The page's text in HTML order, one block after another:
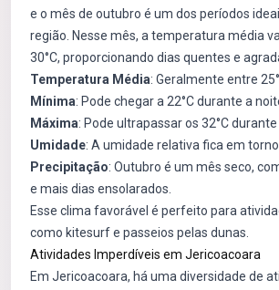
e o mês de outubro é um dos períodos
região. Nesse mês, a temperatura média
30°C, proporcionando dias quentes e
Temperatura Média: Geralmente entre
Mínima: Pode chegar a 22°C durante a
Máxima: Pode ultrapassar os 32°C durante
Umidade: A umidade relativa fica em torno
Precipitação: Outubro é um mês seco,
e mais dias ensolarados.
Esse clima favorável é perfeito para
como kitesurf e passeios pelas dunas.
Atividades Imperdíveis em Jericoacoara
Em Jericoacoara, há uma diversidade de